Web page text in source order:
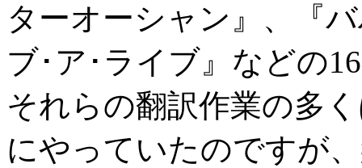
ターオーシャン』、『
ブ･ア･ライブ』などの16
それらの翻訳作業の多
にやっていたのですが